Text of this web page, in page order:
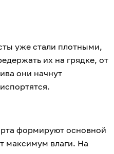
уже стали плотными,
их на грядке, от
они начнут
формируют основной
максимум влаги. На